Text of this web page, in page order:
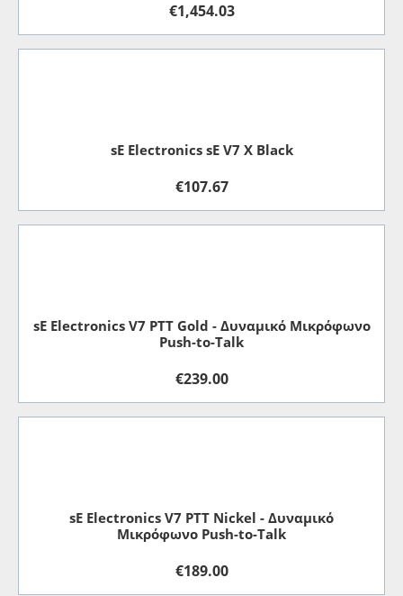
€1,454.03
sE Electronics sE V7 X Black
€107.67
sE Electronics V7 PTT Gold - Δυναμικό Μικρόφωνο
Push-to-Talk
€239.00
sE Electronics V7 PTT Nickel - Δυναμικό
Μικρόφωνο Push-to-Talk
€189.00